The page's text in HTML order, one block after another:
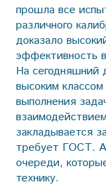
прошла все
различного
доказало
эффективность
На сегодняшний
высоким
выполнения
закладывается
требует ГОСТ.
очереди,
технику.